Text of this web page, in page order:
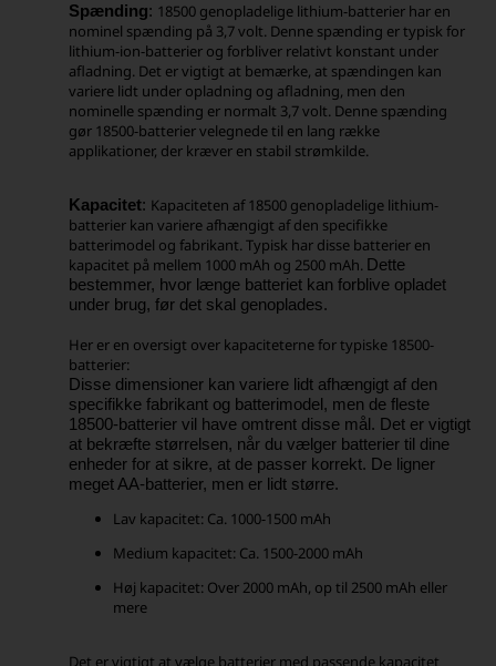
Spænding: 18500 genopladelige lithium-batterier har en
nominel spænding på 3,7 volt. Denne spænding er typisk for
lithium-ion-batterier og forbliver relativt konstant under
afladning. Det er vigtigt at bemærke, at spændingen kan
variere lidt under opladning og afladning, men den
nominelle spænding er normalt 3,7 volt. Denne spænding
gør 18500-batterier velegnede til en lang række
applikationer, der kræver en stabil strømkilde.
Kapacitet: Kapaciteten af ​​18500 genopladelige lithium-
batterier kan variere afhængigt af den specifikke
batterimodel og fabrikant. Typisk har disse batterier en
kapacitet på mellem 1000 mAh og 2500 mAh. Dette
bestemmer, hvor længe batteriet kan forblive opladet
under brug, før det skal genoplades.
Her er en oversigt over kapaciteterne for typiske 18500-
batterier:
Disse dimensioner kan variere lidt afhængigt af den
specifikke fabrikant og batterimodel, men de fleste
18500-batterier vil have omtrent disse mål. Det er vigtigt
at bekræfte størrelsen, når du vælger batterier til dine
enheder for at sikre, at de passer korrekt. De ligner
meget AA-batterier, men er lidt større.
Lav kapacitet: Ca. 1000-1500 mAh
Medium kapacitet: Ca. 1500-2000 mAh
Høj kapacitet: Over 2000 mAh, op til 2500 mAh eller
mere
Det er vigtigt at vælge batterier med passende kapacitet